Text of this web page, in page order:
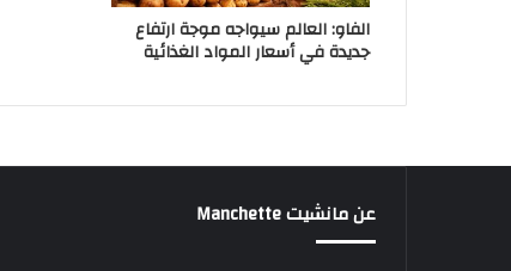
الفاو: العالم سيواجه موجة ارتفاع
جديدة في أسعار المواد الغذائية
عن مانشيت Manchette